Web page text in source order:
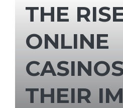
THE
ONLINE
THEIR